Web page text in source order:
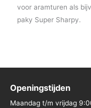
voor aramturen als
paky Super Sharpy.
Openingstijden
Maandag t/m vrijdag